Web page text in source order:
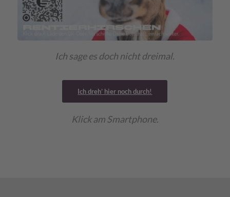
Ich sage es doch nicht dreimal.
Ich dreh’ hier noch durch!
Klick am Smartphone.